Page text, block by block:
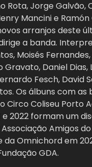
Rota, Jorge Galvão,
Mancini e
arranjos deste
a banda.
Moisés
Gravato, Daniel Dias,
Fesch, David
Os álbuns com as
Circo Coliseu Porto
e 2022 formam um
Amigos
da Omnichord em
GDA.